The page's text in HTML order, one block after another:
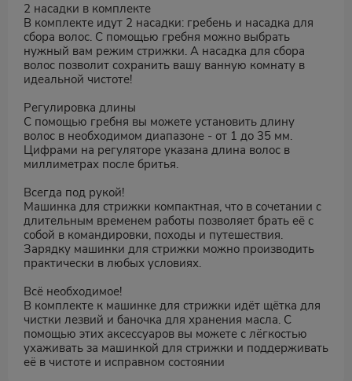
2 насадки в комплекте
В комплекте идут 2 насадки: гребень и насадка для
сбора волос. С помощью гребня можно выбрать
нужный вам режим стрижки. А насадка для сбора
волос позволит сохранить вашу ванную комнату в
идеальной чистоте!
Регулировка длины
С помощью гребня вы можете установить длину
волос в необходимом диапазоне - от 1 до 35 мм.
Цифрами на регуляторе указана длина волос в
миллиметрах после бритья.
Всегда под рукой!
Машинка для стрижки компактная, что в сочетании с
длительным временем работы позволяет брать её с
собой в командировки, походы и путешествия.
Зарядку машинки для стрижки можно производить
практически в любых условиях.
Всё необходимое!
В комплекте к машинке для стрижки идёт щётка для
чистки лезвий и баночка для хранения масла. С
помощью этих аксессуаров вы можете с лёгкостью
ухаживать за машинкой для стрижки и поддерживать
её в чистоте и исправном состоянии